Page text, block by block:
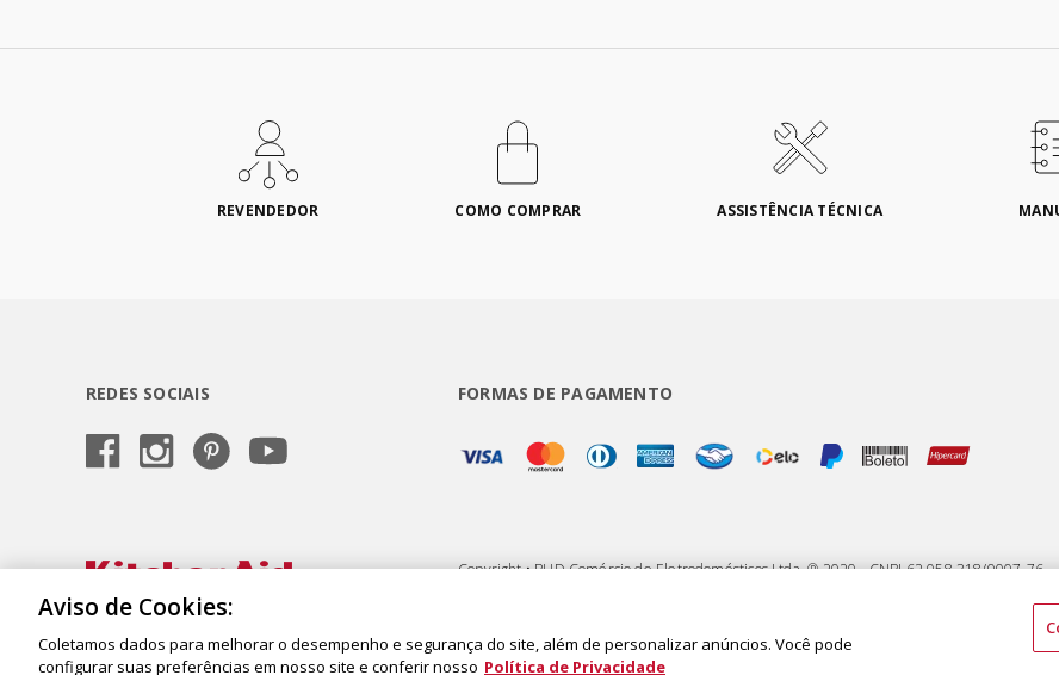
REVENDEDOR COMO COMPRAR ASSISTÊNCIA TÉCNICA
REDES SOCIAIS FORMAS DE PAGAMENTO
Copyright • BUD Comércio de Eletrodomésticos Ltda. ® 2020 - CNPJ 62.058.318/0007-
Aviso de Cookies:
Coletamos dados para melhorar o desempenho e segurança do site, além de personalizar anúncios. Você pode
configurar suas preferências em nosso site e conferir nosso Política de Privacidade